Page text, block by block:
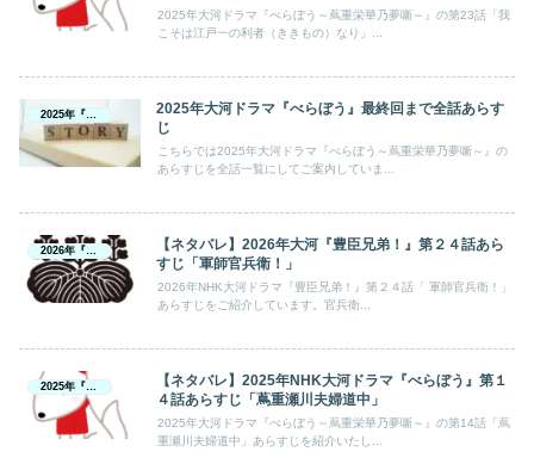
2025年大河ドラマ『べらぼう～蔦重栄華乃夢噺～』の第23話「我
こそは江戸一の利者（ききもの）なり」...
2025年『べらぼう』
2025年大河ドラマ『べらぼう』最終回まで全話あらす
じ
こちらでは2025年大河ドラマ『べらぼう～蔦重栄華乃夢噺～』の
あらすじを全話一覧にしてご案内していま...
2026年『豊臣兄弟！』
【ネタバレ】2026年大河『豊臣兄弟！』第２４話あら
すじ「軍師官兵衛！」
2026年NHK大河ドラマ『豊臣兄弟！』第２４話「 軍師官兵衛！」
あらすじをご紹介しています。官兵衛...
2025年『べらぼう』
【ネタバレ】2025年NHK大河ドラマ『べらぼう』第１
４話あらすじ「蔦重瀬川夫婦道中」
2025年大河ドラマ『べらぼう～蔦重栄華乃夢噺～』の第14話「蔦
重瀬川夫婦道中」あらすじを紹介いたし...